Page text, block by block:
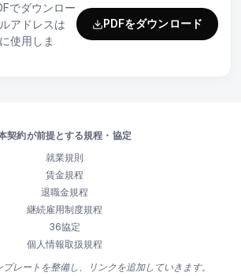
でダウンロー
アドレスは
使用しま
PDFをダウンロード
契約が前提とする規程・協定
就業規則
賃金規程
退職金規程
継続雇用制度規程
36協定
個人情報取扱規程
レートを整備し、リンクを追加していきます。